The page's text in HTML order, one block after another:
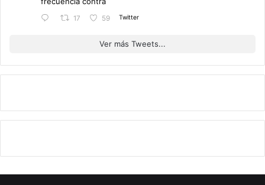
17 59 Twitter
Ver más Tweets...